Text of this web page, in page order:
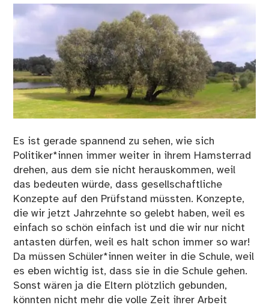
Es ist gerade spannend zu sehen, wie sich
Politiker*innen immer weiter in ihrem Hamsterrad
drehen, aus dem sie nicht herauskommen, weil
das bedeuten würde, dass gesellschaftliche
Konzepte auf den Prüfstand müssten. Konzepte,
die wir jetzt Jahrzehnte so gelebt haben, weil es
einfach so schön einfach ist und die wir nur nicht
antasten dürfen, weil es halt schon immer so war!
Da müssen Schüler*innen weiter in die Schule, weil
es eben wichtig ist, dass sie in die Schule gehen.
Sonst wären ja die Eltern plötzlich gebunden,
könnten nicht mehr die volle Zeit ihrer Arbeit